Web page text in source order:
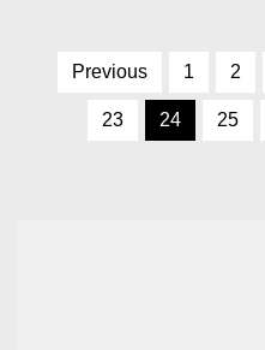
Previous 1 2
23 24 25